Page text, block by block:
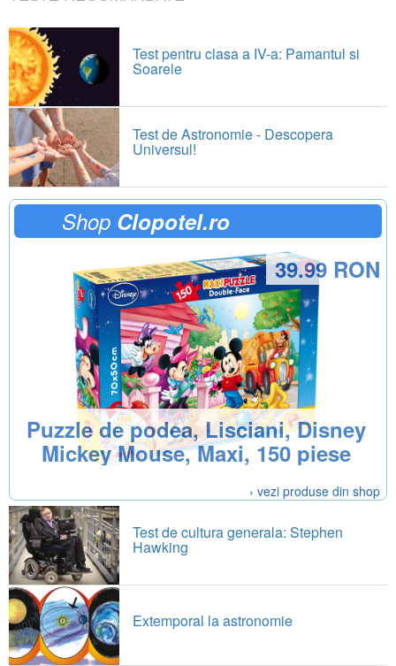
Test pentru clasa a IV-a: Pamantul si
Soarele
Test de Astronomie - Descopera
Universul!
Shop Clopotel.ro
Puzzle de podea, Lisciani, Disney
Mickey Mouse, Maxi, 150 piese
39.99 RON
› vezi produse din shop
Test de cultura generala: Stephen
Hawking
Extemporal la astronomie